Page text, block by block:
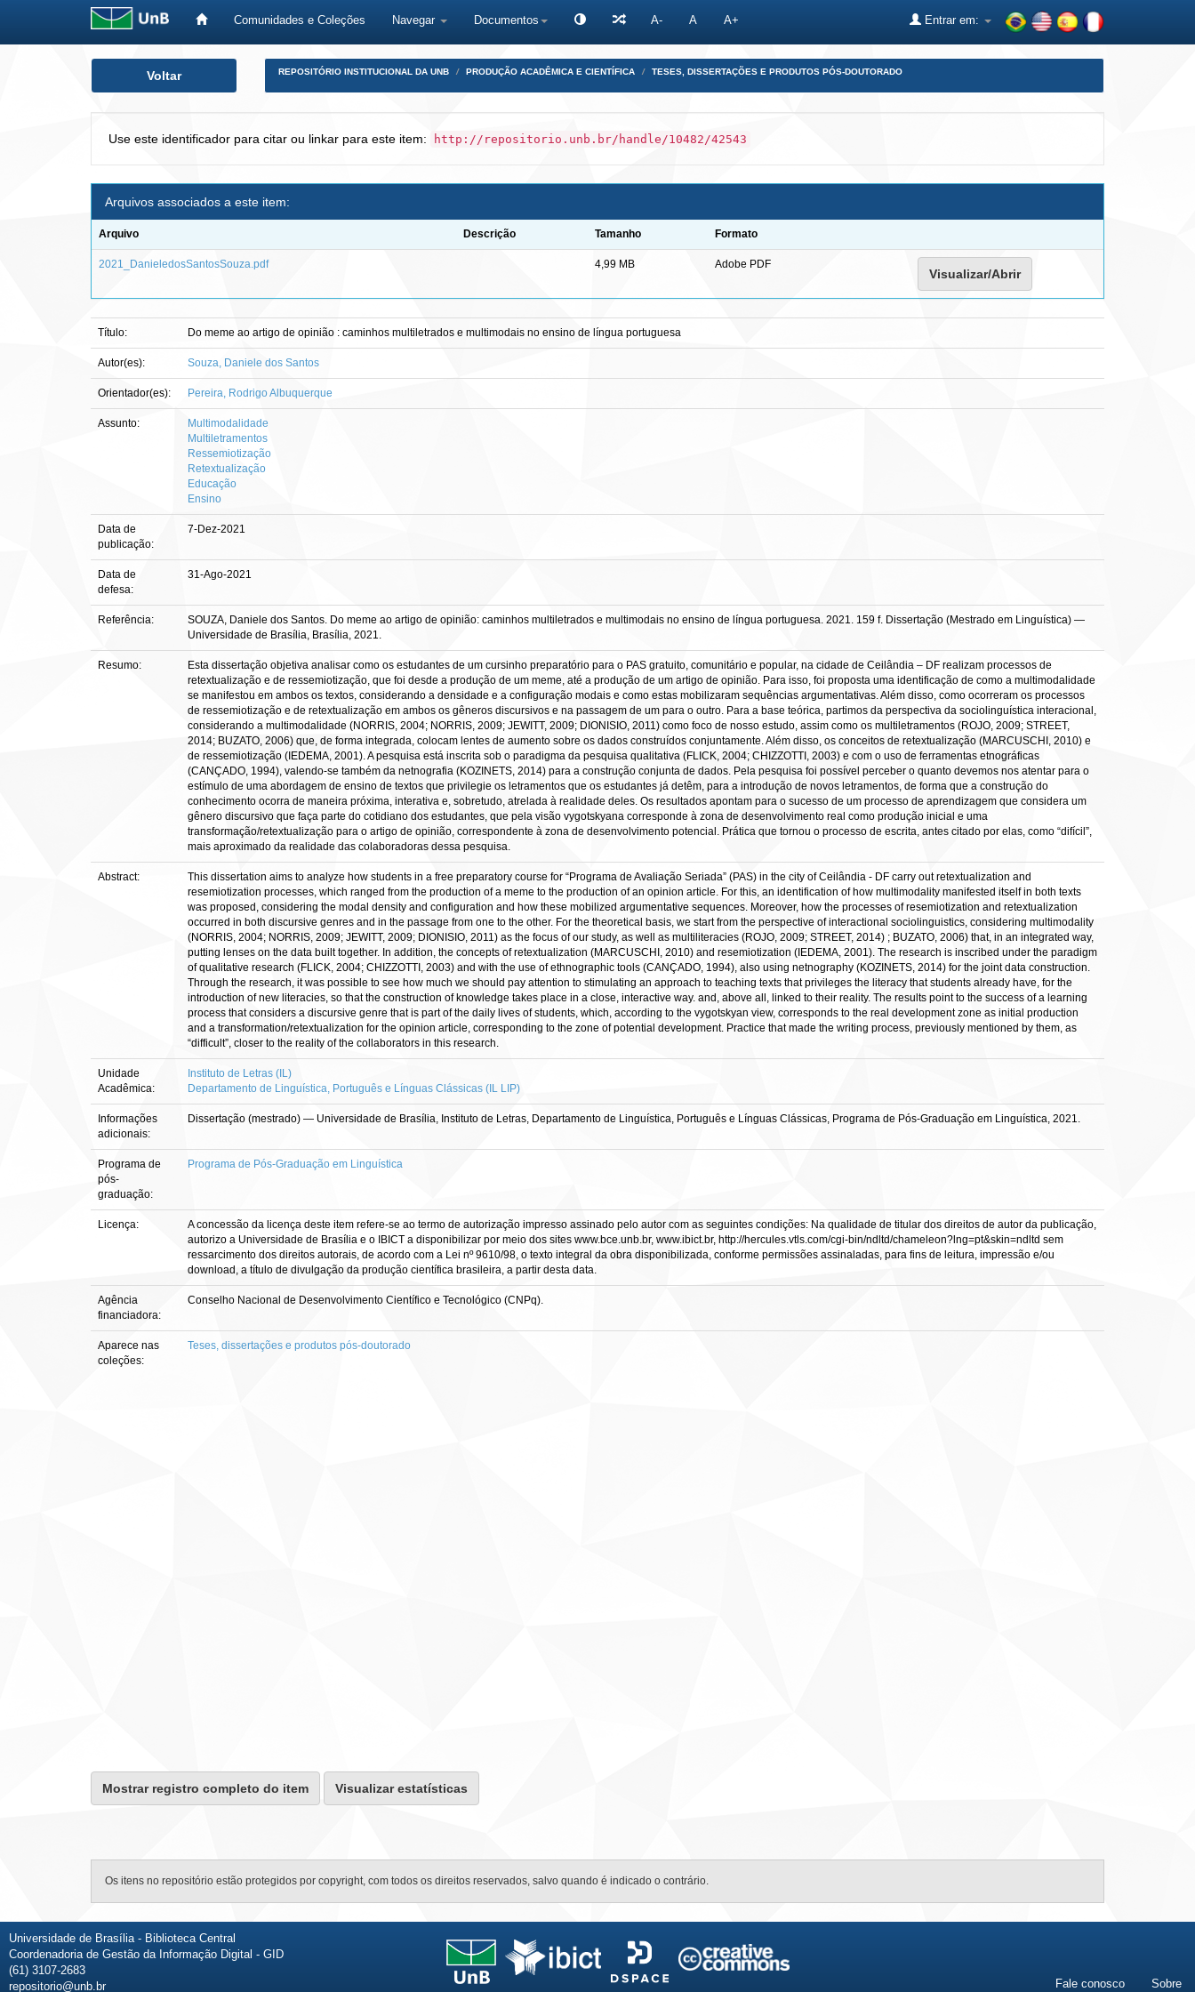
Comunidades e Coleções Navegar Documentos A- A A+ Entrar em:
Voltar REPOSITÓRIO INSTITUCIONAL DA UNB PRODUÇÃO ACADÊMICA E CIENTÍFICA TESES, DISSERTAÇÕES E PRODUTOS PÓS-DOUTORADO
Use este identificador para citar ou linkar para este item: http://repositorio.unb.br/handle/10482/42543
Arquivos associados a este item:
Arquivo Descrição Tamanho Formato
2021_DanieledosSantosSouza.pdf 4,99 MB Adobe PDF
Visualizar/Abrir
Título: Do meme ao artigo de opinião : caminhos multiletrados e multimodais no ensino de língua portuguesa
Autor(es): Souza, Daniele dos Santos
Orientador(es): Pereira, Rodrigo Albuquerque
Assunto:
Multimodalidade
Multiletramentos
Ressemiotização
Retextualização
Educação
Ensino
Data de
publicação:
7-Dez-2021
Data de
defesa:
31-Ago-2021
Referência:
SOUZA, Daniele dos Santos. Do meme ao artigo de opinião: caminhos multiletrados e multimodais no ensino de língua portuguesa. 2021. 159 f. Dissertação (Mestrado em Linguística) —
Universidade de Brasília, Brasília, 2021.
Resumo:
Esta dissertação objetiva analisar como os estudantes de um cursinho preparatório para o PAS gratuito, comunitário e popular, na cidade de Ceilândia – DF realizam processos de
retextualização e de ressemiotização, que foi desde a produção de um meme, até a produção de um artigo de opinião. Para isso, foi proposta uma identificação de como a multimodalidade
se manifestou em ambos os textos, considerando a densidade e a configuração modais e como estas mobilizaram sequências argumentativas. Além disso, como ocorreram os processos
de ressemiotização e de retextualização em ambos os gêneros discursivos e na passagem de um para o outro. Para a base teórica, partimos da perspectiva da sociolinguística interacional,
considerando a multimodalidade (NORRIS, 2004; NORRIS, 2009; JEWITT, 2009; DIONISIO, 2011) como foco de nosso estudo, assim como os multiletramentos (ROJO, 2009; STREET,
2014; BUZATO, 2006) que, de forma integrada, colocam lentes de aumento sobre os dados construídos conjuntamente. Além disso, os conceitos de retextualização (MARCUSCHI, 2010) e
de ressemiotização (IEDEMA, 2001). A pesquisa está inscrita sob o paradigma da pesquisa qualitativa (FLICK, 2004; CHIZZOTTI, 2003) e com o uso de ferramentas etnográficas
(CANÇADO, 1994), valendo-se também da netnografia (KOZINETS, 2014) para a construção conjunta de dados. Pela pesquisa foi possível perceber o quanto devemos nos atentar para o
estímulo de uma abordagem de ensino de textos que privilegie os letramentos que os estudantes já detêm, para a introdução de novos letramentos, de forma que a construção do
conhecimento ocorra de maneira próxima, interativa e, sobretudo, atrelada à realidade deles. Os resultados apontam para o sucesso de um processo de aprendizagem que considera um
gênero discursivo que faça parte do cotidiano dos estudantes, que pela visão vygotskyana corresponde à zona de desenvolvimento real como produção inicial e uma
transformação/retextualização para o artigo de opinião, correspondente à zona de desenvolvimento potencial. Prática que tornou o processo de escrita, antes citado por elas, como “difícil”,
mais aproximado da realidade das colaboradoras dessa pesquisa.
Abstract:
This dissertation aims to analyze how students in a free preparatory course for “Programa de Avaliação Seriada” (PAS) in the city of Ceilândia - DF carry out retextualization and
resemiotization processes, which ranged from the production of a meme to the production of an opinion article. For this, an identification of how multimodality manifested itself in both texts
was proposed, considering the modal density and configuration and how these mobilized argumentative sequences. Moreover, how the processes of resemiotization and retextualization
occurred in both discursive genres and in the passage from one to the other. For the theoretical basis, we start from the perspective of interactional sociolinguistics, considering multimodality
(NORRIS, 2004; NORRIS, 2009; JEWITT, 2009; DIONISIO, 2011) as the focus of our study, as well as multiliteracies (ROJO, 2009; STREET, 2014) ; BUZATO, 2006) that, in an integrated way,
putting lenses on the data built together. In addition, the concepts of retextualization (MARCUSCHI, 2010) and resemiotization (IEDEMA, 2001). The research is inscribed under the paradigm
of qualitative research (FLICK, 2004; CHIZZOTTI, 2003) and with the use of ethnographic tools (CANÇADO, 1994), also using netnography (KOZINETS, 2014) for the joint data construction.
Through the research, it was possible to see how much we should pay attention to stimulating an approach to teaching texts that privileges the literacy that students already have, for the
introduction of new literacies, so that the construction of knowledge takes place in a close, interactive way. and, above all, linked to their reality. The results point to the success of a learning
process that considers a discursive genre that is part of the daily lives of students, which, according to the vygotskyan view, corresponds to the real development zone as initial production
and a transformation/retextualization for the opinion article, corresponding to the zone of potential development. Practice that made the writing process, previously mentioned by them, as
“difficult”, closer to the reality of the collaborators in this research.
Unidade
Acadêmica:
Instituto de Letras (IL)
Departamento de Linguística, Português e Línguas Clássicas (IL LIP)
Informações
adicionais:
Dissertação (mestrado) — Universidade de Brasília, Instituto de Letras, Departamento de Linguística, Português e Línguas Clássicas, Programa de Pós-Graduação em Linguística, 2021.
Programa de
pós-
graduação:
Programa de Pós-Graduação em Linguística
Licença:
A concessão da licença deste item refere-se ao termo de autorização impresso assinado pelo autor com as seguintes condições: Na qualidade de titular dos direitos de autor da publicação,
autorizo a Universidade de Brasília e o IBICT a disponibilizar por meio dos sites www.bce.unb.br, www.ibict.br, http://hercules.vtls.com/cgi-bin/ndltd/chameleon?lng=pt&skin=ndltd sem
ressarcimento dos direitos autorais, de acordo com a Lei nº 9610/98, o texto integral da obra disponibilizada, conforme permissões assinaladas, para fins de leitura, impressão e/ou
download, a título de divulgação da produção científica brasileira, a partir desta data.
Agência
financiadora:
Conselho Nacional de Desenvolvimento Científico e Tecnológico (CNPq).
Aparece nas
coleções:
Teses, dissertações e produtos pós-doutorado
Mostrar registro completo do item Visualizar estatísticas
Os itens no repositório estão protegidos por copyright, com todos os direitos reservados, salvo quando é indicado o contrário.
Universidade de Brasília - Biblioteca Central
Coordenadoria de Gestão da Informação Digital - GID
(61) 3107-2683
repositorio@unb.br
Fale conosco Sobre